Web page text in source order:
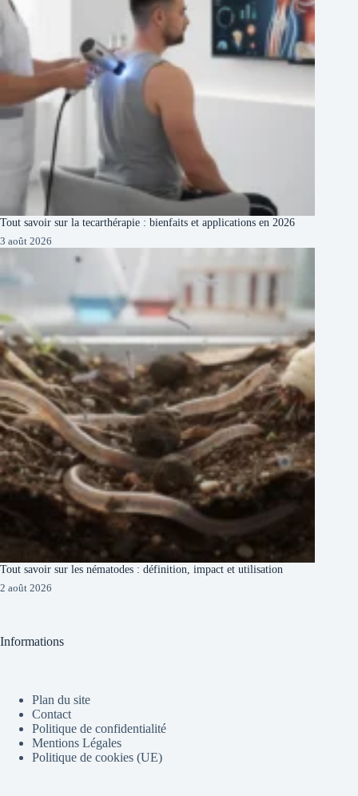
Tout savoir sur la tecarthérapie : bienfaits et applications en 2026
3 août 2026
Tout savoir sur les nématodes : définition, impact et utilisation
2 août 2026
Informations
Plan du site
Contact
Politique de confidentialité
Mentions Légales
Politique de cookies (UE)